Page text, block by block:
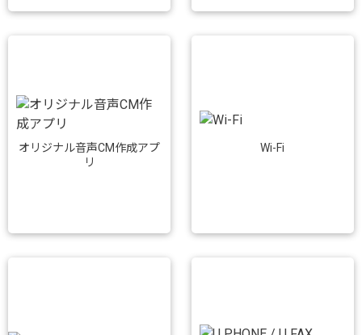
オリジナル音声CM作成アプ
リ
Wi-Fi